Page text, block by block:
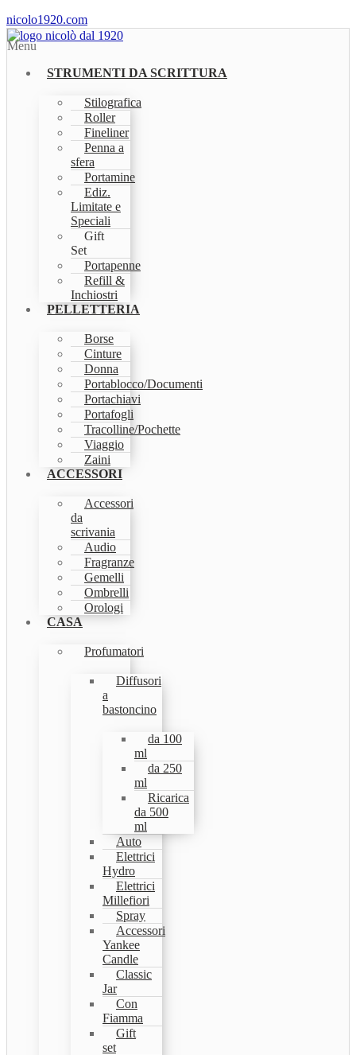
nicolo1920.com
Menu
STRUMENTI DA SCRITTURA
Stilografica
Roller
Fineliner
Penna a
sfera
Portamine
Ediz.
Limitate e
Speciali
Gift
Set
Portapenne
Refill &
Inchiostri
PELLETTERIA
Borse
Cinture
Donna
Portablocco/Documenti
Portachiavi
Portafogli
Tracolline/Pochette
Viaggio
Zaini
ACCESSORI
Accessori
da
scrivania
Audio
Fragranze
Gemelli
Ombrelli
Orologi
CASA
Profumatori
Diffusori
a
bastoncino
da 100
ml
da 250
ml
Ricarica
da 500
ml
Auto
Elettrici
Hydro
Elettrici
Millefiori
Spray
Accessori
Yankee
Candle
Classic
Jar
Con
Fiamma
Gift
set